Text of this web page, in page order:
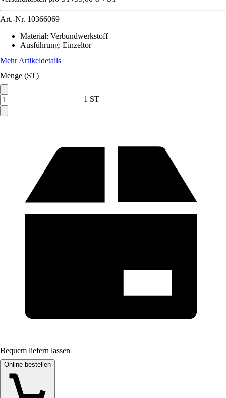
Art.-Nr. 10366069
Material: Verbundwerkstoff
Ausführung: Einzeltor
Mehr Artikeldetails
Menge (ST)
1 ST
Bequem liefern lassen
Online bestellen